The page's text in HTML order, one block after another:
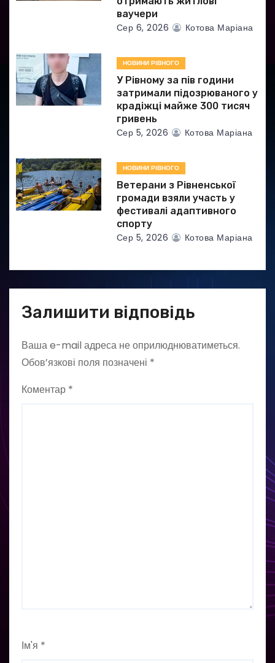
и
і
в
ваучери
Сер 6, 2026 Котова Маріана
НОВИНИ РІВНОГО
У Рівному за пів години
затримали підозрюваного у
крадіжці майже 300 тисяч
гривень
Сер 5, 2026 Котова Маріана
НОВИНИ РІВНОГО
Ветерани з Рівненської
громади взяли участь у
фестивалі адаптивного
спорту
Сер 5, 2026 Котова Маріана
Залишити відповідь
Ваша e-mail адреса не оприлюднюватиметься.
Обов’язкові поля позначені *
Коментар *
Ім'я *